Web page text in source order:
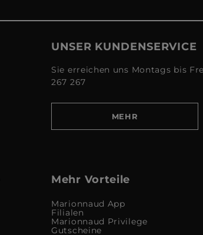
UNSER KUNDENSERVICE
Sie erreichen uns Montags bis
267 267
MEHR
Mehr Vorteile
Marionnaud App
Filialen
Marionnaud Privilege
Gutscheine